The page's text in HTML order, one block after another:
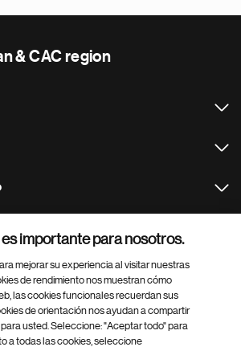
& CAC region
importante para nosotros.
mejorar su experiencia al visitar nuestras
de rendimiento nos muestran cómo
las cookies funcionales recuerdan sus
de orientación nos ayudan a compartir
usted. Seleccione: "Aceptar todo" para
a todas las cookies, seleccione